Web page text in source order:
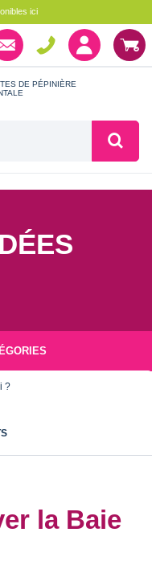
ici
DE PÉPINIÈRE
?
la Baie